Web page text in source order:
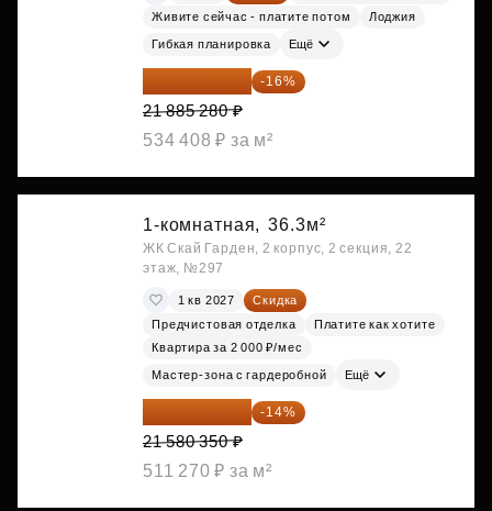
Живите сейчас - платите потом
Лоджия
Гибкая планировка Ещё
18 383 635 ₽ -16%
21 885 280 ₽
534 408 ₽ за м²
1-комнатная, 36.3м²
ЖК Скай Гарден, 2 корпус, 2 секция, 22
этаж, №297
1 кв 2027
Скидка
Предчистовая отделка
Платите как хотите
Квартира за 2 000 ₽/мес
Мастер-зона с гардеробной Ещё
18 559 101 ₽ -14%
21 580 350 ₽
511 270 ₽ за м²